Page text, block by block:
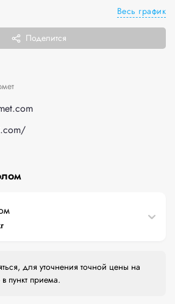
Весь график
Поделится
для уточнения точной цены на
пункт приема.